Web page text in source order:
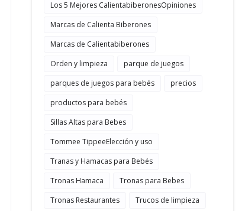
Los 5 Mejores CalientabiberonesOpiniones
Marcas de Calienta Biberones
Marcas de Calientabiberones
Orden y limpieza
parque de juegos
parques de juegos para bebés
precios
productos para bebés
Sillas Altas para Bebes
Tommee TippeeElección y uso
Tranas y Hamacas para Bebés
Tronas Hamaca
Tronas para Bebes
Tronas Restaurantes
Trucos de limpieza